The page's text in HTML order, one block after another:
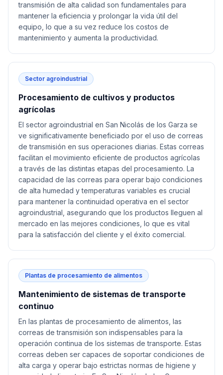
transmisión de alta calidad son fundamentales para
mantener la eficiencia y prolongar la vida útil del
equipo, lo que a su vez reduce los costos de
mantenimiento y aumenta la productividad.
Sector agroindustrial
Procesamiento de cultivos y productos
agrícolas
El sector agroindustrial en San Nicolás de los Garza se
ve significativamente beneficiado por el uso de correas
de transmisión en sus operaciones diarias. Estas correas
facilitan el movimiento eficiente de productos agrícolas
a través de las distintas etapas del procesamiento. La
capacidad de las correas para operar bajo condiciones
de alta humedad y temperaturas variables es crucial
para mantener la continuidad operativa en el sector
agroindustrial, asegurando que los productos lleguen al
mercado en las mejores condiciones, lo que es vital
para la satisfacción del cliente y el éxito comercial.
Plantas de procesamiento de alimentos
Mantenimiento de sistemas de transporte
continuo
En las plantas de procesamiento de alimentos, las
correas de transmisión son indispensables para la
operación continua de los sistemas de transporte. Estas
correas deben ser capaces de soportar condiciones de
alta carga y operar bajo estrictas normas de higiene y